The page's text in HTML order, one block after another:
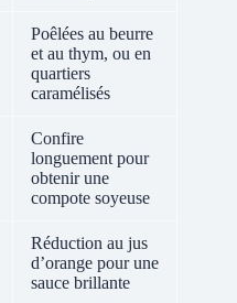
Poêlées au beurre
et au thym, ou en
quartiers
caramélisés
Confire
longuement pour
obtenir une
compote soyeuse
Réduction au jus
d’orange pour une
sauce brillante